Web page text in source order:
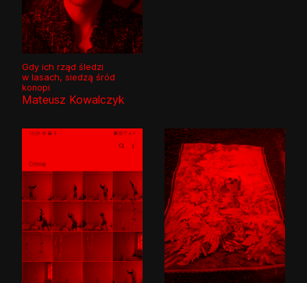
Gdy ich rząd śledzi
w lasach, siedzą śród
konopi
Mateusz Kowalczyk
👌
👎